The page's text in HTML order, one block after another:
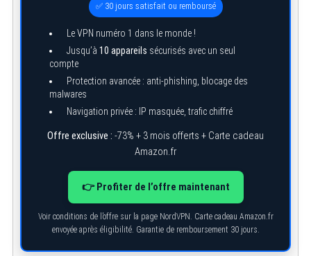
✅ 30 jours satisfait ou remboursé
Le VPN numéro 1 dans le monde !
Jusqu’à 10 appareils sécurisés avec un seul
compte
Protection avancée : anti-phishing, blocage des
malwares
Navigation privée : IP masquée, trafic chiffré
Offre exclusive : -73% + 3 mois offerts + Carte cadeau
Amazon.fr
👉 Profiter de l’offre maintenant
Voir conditions de l’offre sur la page NordVPN. Carte cadeau Amazon.fr
envoyée après éligibilité. Garantie de remboursement 30 jours.
e
a
c